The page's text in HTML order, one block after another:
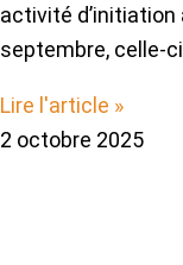
activité d’initiation
septembre, celle-
Lire l'article »
2 octobre 2025